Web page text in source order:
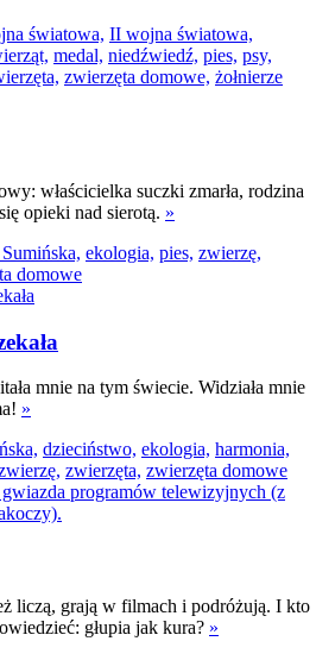
światowa, II wojna światowa,
medal, niedźwiedź, pies, psy,
zwierzęta domowe, żołnierze
właścicielka suczki zmarła, rodzina
opieki nad sierotą. »
ekologia, pies, zwierzę,
domowe
mnie na tym świecie. Widziała mnie
»
dzieciństwo, ekologia, harmonia,
zwierzęta, zwierzęta domowe
liczą, grają w filmach i podróżują. I kto
głupia jak kura? »